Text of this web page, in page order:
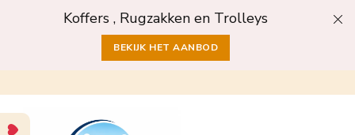
Koffers , Rugzakken en Trolleys
BEKIJK HET AANBOD